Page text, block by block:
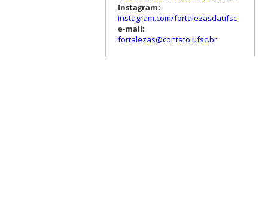
Instagram:
instagram.com/fortalezasdaufsc
e-mail:
fortalezas@contato.ufsc.br